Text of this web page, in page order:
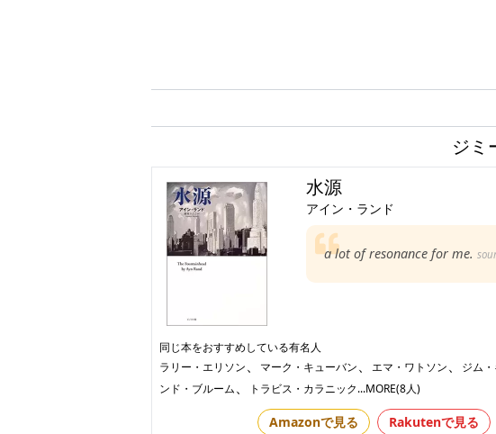
ジミ
水源
アイン・ランド
a lot of resonance for me.
同じ本をおすすめしている有名人
ラリー・エリソン、 マーク・キューバン、 エマ・ワトソン、 ジム
ンド・ブルーム、 トラビス・カラニック...MORE(8人)
Amazonで見る Rakutenで見る